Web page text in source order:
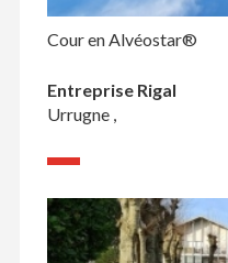
Cour en Alvéostar®
Entreprise Rigal
Urrugne ,